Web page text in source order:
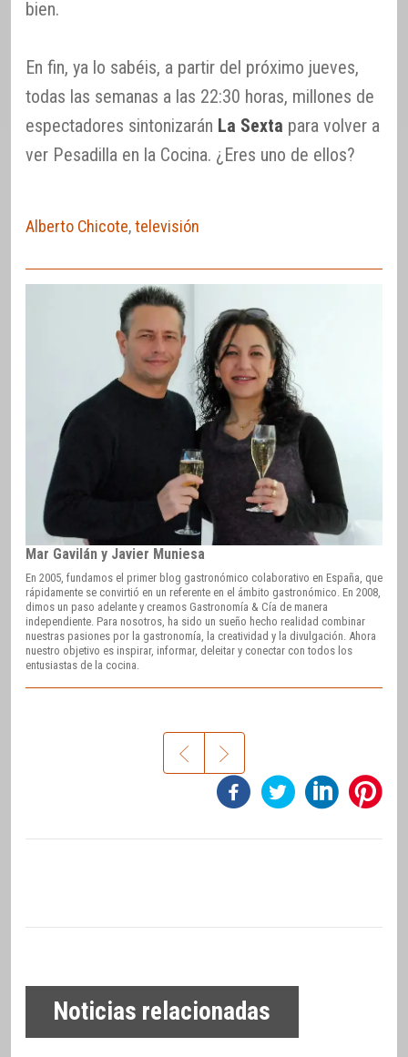
bien.
En fin, ya lo sabéis, a partir del próximo jueves,
todas las semanas a las 22:30 horas, millones de
espectadores sintonizarán La Sexta para volver a
ver Pesadilla en la Cocina. ¿Eres uno de ellos?
Alberto Chicote,televisión
Mar Gavilán y Javier Muniesa
En 2005, fundamos el primer blog gastronómico colaborativo en España, que
rápidamente se convirtió en un referente en el ámbito gastronómico. En 2008,
dimos un paso adelante y creamos Gastronomía & Cía de manera
independiente. Para nosotros, ha sido un sueño hecho realidad combinar
nuestras pasiones por la gastronomía, la creatividad y la divulgación. Ahora
nuestro objetivo es inspirar, informar, deleitar y conectar con todos los
entusiastas de la cocina.
Noticias relacionadas